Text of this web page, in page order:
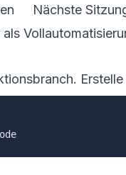
Nächste